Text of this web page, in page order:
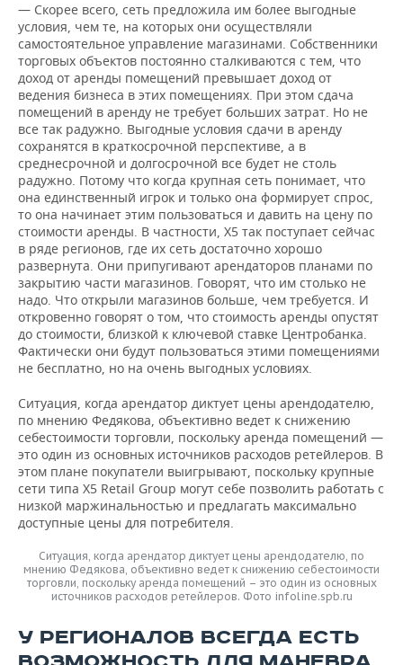
— Скорее всего, сеть предложила им более выгодные
условия, чем те, на которых они осуществляли
самостоятельное управление магазинами. Собственники
торговых объектов постоянно сталкиваются с тем, что
доход от аренды помещений превышает доход от
ведения бизнеса в этих помещениях. При этом сдача
помещений в аренду не требует больших затрат. Но не
все так радужно. Выгодные условия сдачи в аренду
сохранятся в краткосрочной перспективе, а в
среднесрочной и долгосрочной все будет не столь
радужно. Потому что когда крупная сеть понимает, что
она единственный игрок и только она формирует спрос,
то она начинает этим пользоваться и давить на цену по
стоимости аренды. В частности, Х5 так поступает сейчас
в ряде регионов, где их сеть достаточно хорошо
развернута. Они припугивают арендаторов планами по
закрытию части магазинов. Говорят, что им столько не
надо. Что открыли магазинов больше, чем требуется. И
откровенно говорят о том, что стоимость аренды опустят
до стоимости, близкой к ключевой ставке Центробанка.
Фактически они будут пользоваться этими помещениями
не бесплатно, но на очень выгодных условиях.
Ситуация, когда арендатор диктует цены арендодателю,
по мнению Федякова, объективно ведет к снижению
себестоимости торговли, поскольку аренда помещений —
это один из основных источников расходов ретейлеров. В
этом плане покупатели выигрывают, поскольку крупные
сети типа Х5 Retail Group могут себе позволить работать с
низкой маржинальностью и предлагать максимально
доступные цены для потребителя.
Ситуация, когда арендатор диктует цены арендодателю, по
мнению Федякова, объективно ведет к снижению себестоимости
торговли, поскольку аренда помещений – это один из основных
источников расходов ретейлеров. Фото infoline.spb.ru
У РЕГИОНАЛОВ ВСЕГДА ЕСТЬ